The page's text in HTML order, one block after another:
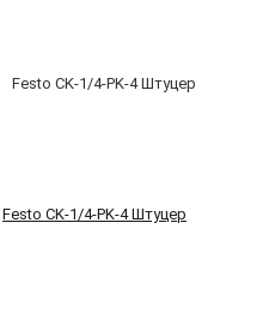
Festo CK-1/4-PK-4 Штуцер